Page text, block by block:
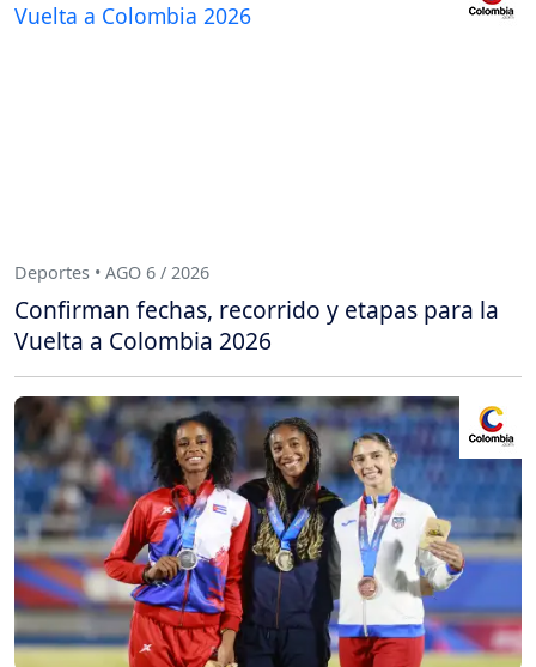
Deportes • AGO 6 / 2026
Confirman fechas, recorrido y etapas para la
Vuelta a Colombia 2026